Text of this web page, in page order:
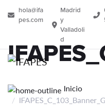
hola@ifa
pes.com
Madrid
y
Valladoli
d
Inicio